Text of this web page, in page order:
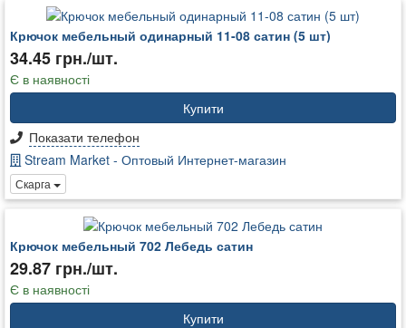
Крючок мебельный одинарный 11-08 сатин (5 шт)
34.45 грн./шт.
Є в наявності
Купити
Показати телефон
Stream Market - Оптовый Интернет-магазин
Скарга
Крючок мебельный 702 Лебедь сатин
29.87 грн./шт.
Є в наявності
Купити